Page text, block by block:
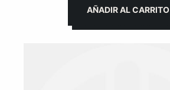
AÑADIR AL CARRITO